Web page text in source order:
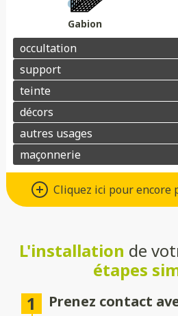
Gabion
Cliquez ici pour
Un grand choix de
qualité
: moderne, léger et
Composite
d’entretien.
L'installation de
étapes
Prenez contact